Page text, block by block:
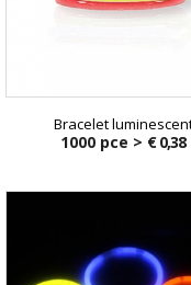
Bracelet
1000 pce > € 0,38